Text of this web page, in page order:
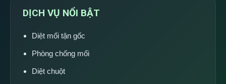
DỊCH VỤ NỔI BẬT
Diệt mối tận gốc
Phòng chống mối
Diệt chuột